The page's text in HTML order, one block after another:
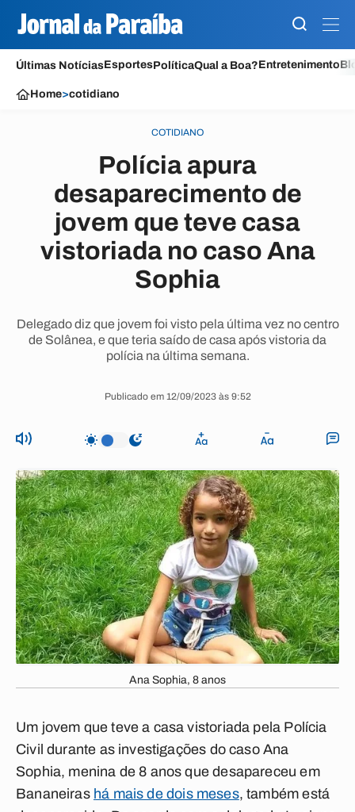
Últimas NotíciasEsportesPolíticaQual a Boa?Entretenimento
Home>cotidiano
COTIDIANO
Polícia apura
desaparecimento de
jovem que teve casa
vistoriada no caso Ana
Sophia
Delegado diz que jovem foi visto pela última vez no centro
de Solânea, e que teria saído de casa após vistoria da
polícia na última semana.
Publicado em 12/09/2023 às 9:52
Ana Sophia, 8 anos
Um jovem que teve a casa vistoriada pela Polícia
Civil durante as investigações do caso Ana
Sophia, menina de 8 anos que desapareceu em
Bananeiras há mais de dois meses, também está